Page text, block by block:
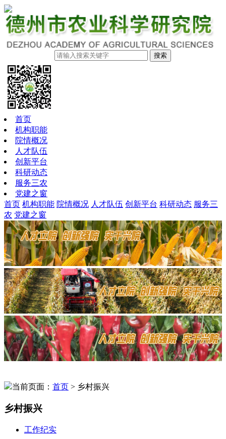
搜索
首页
机构职能
院情概况
人才队伍
创新平台
科研动态
服务三农
党建之窗
首页 机构职能 院情概况 人才队伍 创新平台 科研动态 服务三
农 党建之窗
当前页面： 首页 > 乡村振兴
乡村振兴
工作纪实